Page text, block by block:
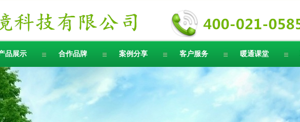
品展示 合作品牌 案例分享 客户服务 暖通课堂